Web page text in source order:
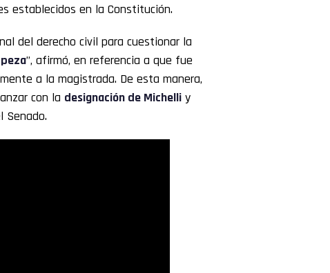
establecidos en la Constitución.
del derecho civil para cuestionar la
”, afirmó, en referencia a que fue
a la magistrada. De esta manera,
con la designación de Michelli y
Senado.